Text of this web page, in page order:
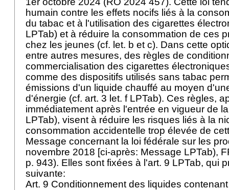
humain contre les effets nocifs liés à la
du tabac et à l'utilisation des cigarettes
LPTab) et à réduire la consommation de ces
chez les jeunes (cf. let. b et c). Dans cette
entre autres mesures, des règles de
commercialisation des cigarettes
comme des dispositifs utilisés sans tabac
émissions d'un liquide chauffé au moyen
d'énergie (cf. art. 3 let. f LPTab). Ces règles,
immédiatement après l'entrée en vigueur de
LPTab), visent à réduire les risques liés à la
consommation accidentelle trop élevée de
Message concernant la loi fédérale sur les
novembre 2018 [ci-après: Message LPTab),
p. 943). Elles sont fixées à l'art. 9 LPTab, qui
suivante:
Art. 9 Conditionnement des liquides